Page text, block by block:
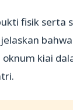
fisik serta
kiai